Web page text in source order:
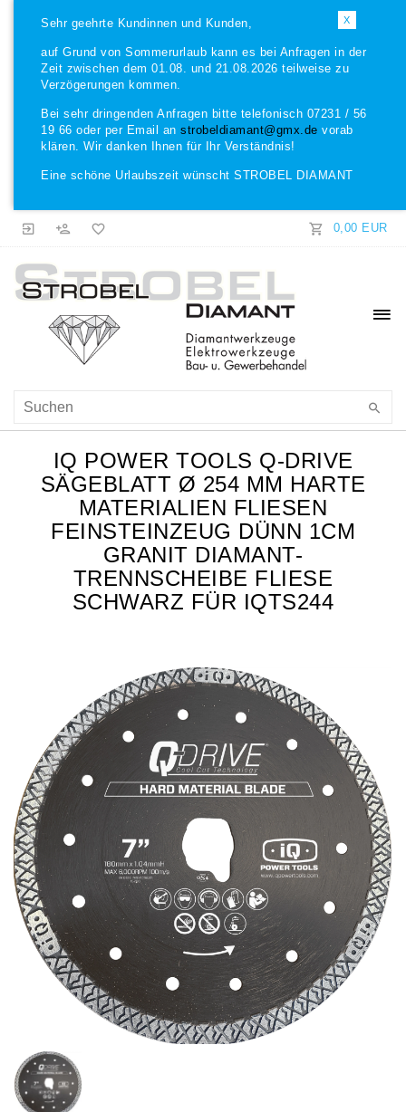
X
Sehr geehrte Kundinnen und Kunden,
auf Grund von Sommerurlaub kann es bei Anfragen in der
Zeit zwischen dem 01.08. und 21.08.2026 teilweise zu
Verzögerungen kommen.
Bei sehr dringenden Anfragen bitte telefonisch 07231 / 56
19 66 oder per Email an strobeldiamant@gmx.de vorab
klären. Wir danken Ihnen für Ihr Verständnis!
Eine schöne Urlaubszeit wünscht STROBEL DIAMANT
0,00 EUR
IQ POWER TOOLS Q-DRIVE
SÄGEBLATT Ø 254 MM HARTE
MATERIALIEN FLIESEN
FEINSTEINZEUG DÜNN 1CM
GRANIT DIAMANT-
TRENNSCHEIBE FLIESE
SCHWARZ FÜR IQTS244